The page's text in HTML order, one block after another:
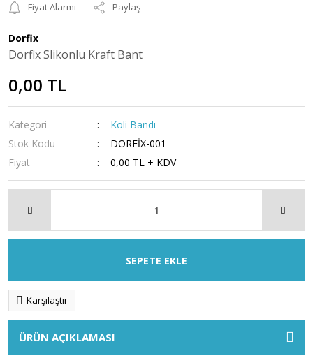
Fiyat Alarmı
Paylaş
Dorfix
Dorfix Slikonlu Kraft Bant
0,00 TL
Kategori
Koli Bandı
Stok Kodu
DORFİX-001
Fiyat
0,00 TL + KDV
SEPETE EKLE
Karşılaştır
ÜRÜN AÇIKLAMASI